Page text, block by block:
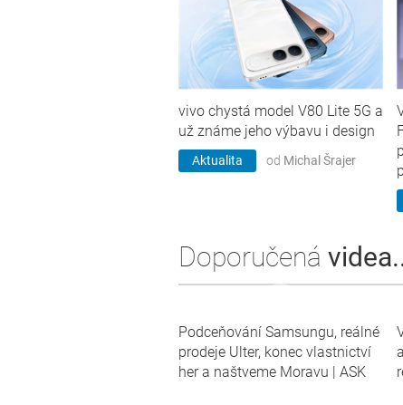
vivo chystá model V80 Lite 5G a
už známe jeho výbavu i design
Aktualita od Michal Šrajer
Doporučená